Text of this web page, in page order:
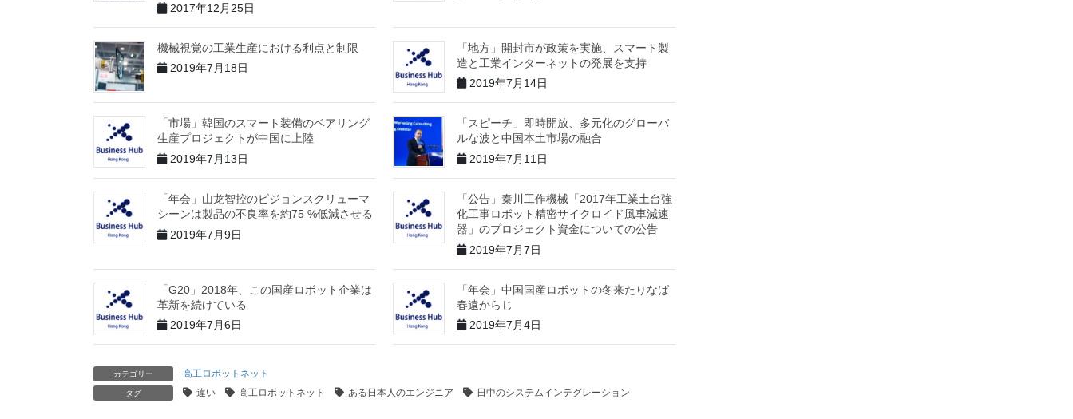
2017年12月25日
機械視覚の工業生産における利点と制限
2019年7月18日
「地方」開封市が政策を実施、スマート製
造と工業インターネットの発展を支持
2019年7月14日
「市場」韓国のスマート装備のベアリング
生産プロジェクトが中国に上陸
2019年7月13日
「スピーチ」即時開放、多元化のグローバ
ルな波と中国本土市場の融合
2019年7月11日
「年会」山龙智控のビジョンスクリューマ
シーンは製品の不良率を約75 %低減させる
2019年7月9日
「公告」秦川工作機械「2017年工業土台強
化工事ロボット精密サイクロイド風車減速
器」のプロジェクト資金についての公告
2019年7月7日
「G20」2018年、この国産ロボット企業は
革新を続けている
2019年7月6日
「年会」中国国産ロボットの冬来たりなば
春遠からじ
2019年7月4日
カテゴリー 高工ロボットネット
タグ 違い 高工ロボットネット ある日本人のエンジニア 日中のシステムインテグレーション